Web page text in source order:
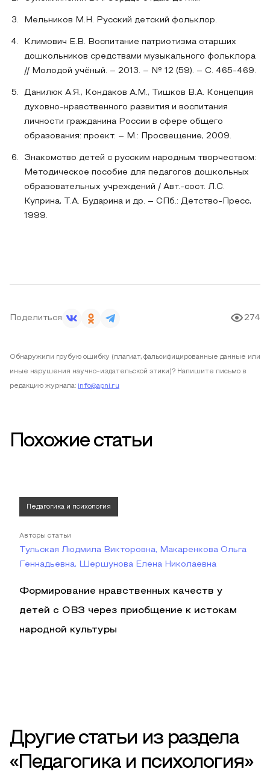
Мельников М.Н. Русский детский фольклор.
Климович Е.В. Воспитание патриотизма старших
дошкольников средствами музыкального фольклора
// Молодой учёный. – 2013. – № 12 (59). – С. 465-469.
Данилюк А.Я., Кондаков А.М., Тишков В.А. Концепция
духовно-нравственного развития и воспитания
личности гражданина России в сфере общего
образования: проект. – М.: Просвещение, 2009.
Знакомство детей с русским народным творчеством:
Методическое пособие для педагогов дошкольных
образовательных учреждений / Авт.-сост. Л.С.
Куприна, Т.А. Бударина и др. – СПб.: Детство-Пресс,
1999.
Поделиться 274
Обнаружили грубую ошибку (плагиат, фальсифицированные данные или
иные нарушения научно-издательской этики)? Напишите письмо в
редакцию журнала: info@apni.ru
Похожие статьи
Педагогика и психология
Авторы статьи
Тульская Людмила Викторовна, Макаренкова Ольга
Геннадьевна, Шершунова Елена Николаевна
Формирование нравственных качеств у
детей с ОВЗ через приобщение к истокам
народной культуры
Другие статьи из раздела
«Педагогика и психология»